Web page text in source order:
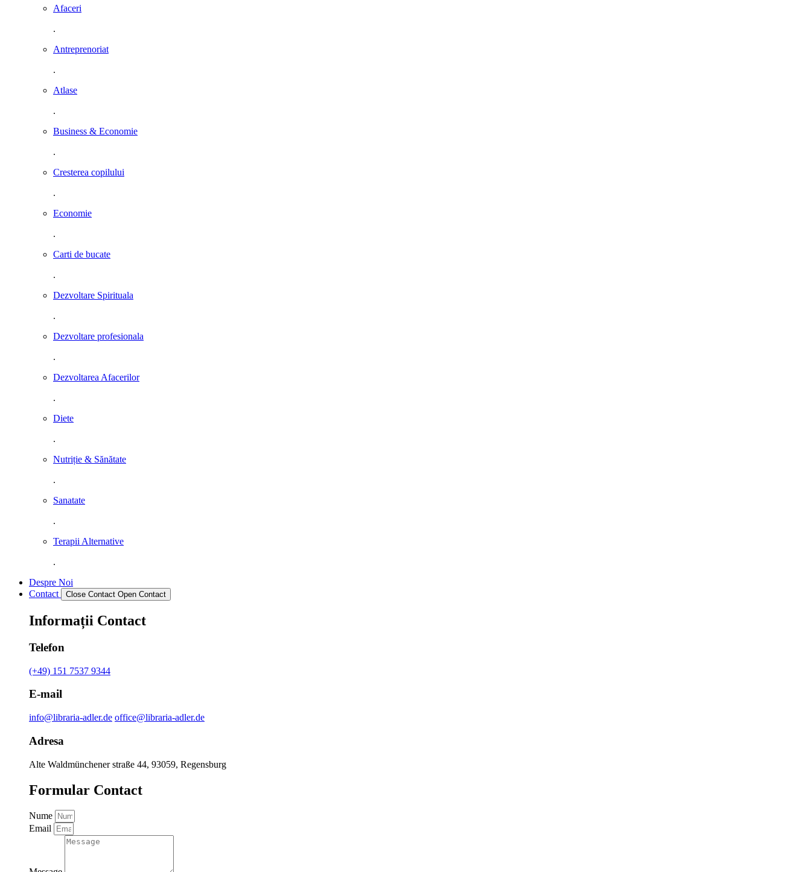
Afaceri
.
Antreprenoriat
.
Atlase
.
Business & Economie
.
Cresterea copilului
.
Economie
.
Carti de bucate
.
Dezvoltare Spirituala
.
Dezvoltare profesionala
.
Dezvoltarea Afacerilor
.
Diete
.
Nutriție & Sănătate
.
Sanatate
.
Terapii Alternative
.
Despre Noi
Contact
Close Contact Open Contact
Informații Contact
Telefon
(+49) 151 7537 9344
E-mail
info@libraria-adler.de office@libraria-adler.de
Adresa
Alte Waldmünchener straße 44, 93059, Regensburg
Formular Contact
Nume
Email